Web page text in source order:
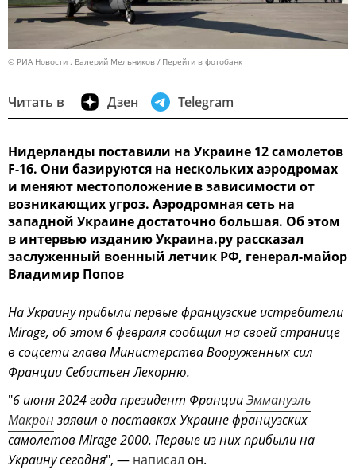
© РИА Новости . Валерий Мельников Перейти в фотобанк
Читать в Дзен Telegram
Нидерланды поставили на Украине 12 самолетов
F-16. Они базируются на нескольких аэродромах
и меняют местоположение в зависимости от
возникающих угроз. Аэродромная сеть на
западной Украине достаточно большая. Об этом
в интервью изданию Украина.ру рассказал
заслуженный военный летчик РФ, генерал-майор
Владимир Попов
На Украину прибыли первые французские истребители
Mirage, об этом 6 февраля сообщил на своей странице
в соцсети глава Министерства Вооруженных сил
Франции Себастьен Лекорню.
"6 июня 2024 года президент ФранцииЭммануэль
Макрон заявил о поставках Украине французских
самолетов Mirage 2000. Первые из них прибыли на
Украину сегодня", — написал он.